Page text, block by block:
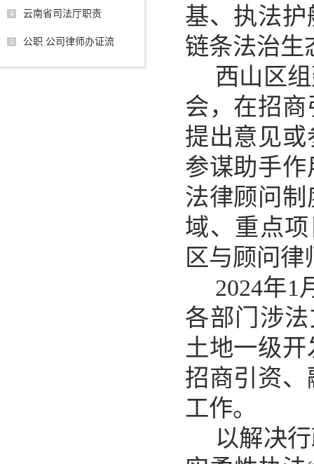
4 云南省司法厅职责
5 公职 公司律师办证流
基、执法
链条法治生
西山区
会，在招
提出意见
参谋助手
法律顾问
域、重点
区与顾问律
2024年1
各部门涉
土地一级
招商引资
工作。
以解决